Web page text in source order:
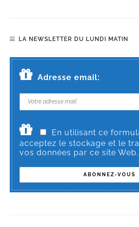
LA NEWSLETTER DU LUNDI MATIN
Adresse email:
En utilisant ce
acceptez le stockage et le
vos données par ce site Web.